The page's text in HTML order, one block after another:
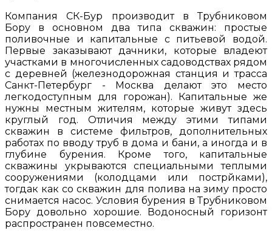
Компания СК-Бур производит в Трубниковом
Бору в основном два типа скважин: простые
поливочные и капитальные с питьевой водой.
Первые заказывают дачники, которые владеют
участками в многочисленных садоводствах рядом
с деревней (железнодорожная станция и трасса
Санкт-Петербург - Москва делают это место
легкодоступным для горожан). Капитальные же
нужны местным жителям, которые живут здесь
круглый год. Отличия между этими типами
скважин в системе фильтров, дополнительных
работах по вводу труб в дома и бани, а иногда и в
глубине бурения. Кроме того, капитальные
скважины укрываются специальными теплыми
сооружениями (колодцами или пострйками),
тогдак как со скважин для полива на зиму просто
снимается насос. Условия бурения в Трубниковом
Бору довольно хорошие. Водоносный горизонт
распространен повсеместно.